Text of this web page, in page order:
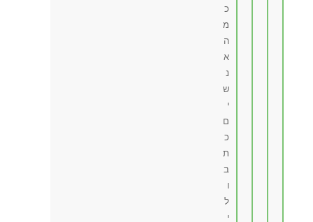
כ
מ
ה
א
נ
ש
י
ם
כ
ת
ב
ו
ל
י